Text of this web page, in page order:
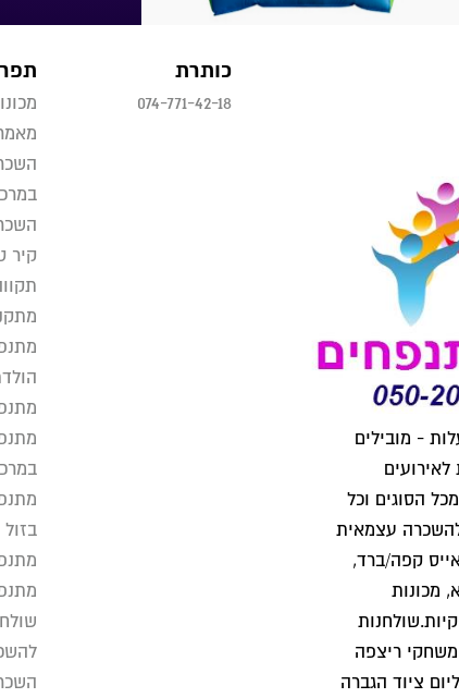
- מובילים
הסוגים וכל
עצמאית
אייס קפה/ברד,
מכונות
ריצפה
ציוד הגברה
כותרת
074-771-42-18
קיר
בזול